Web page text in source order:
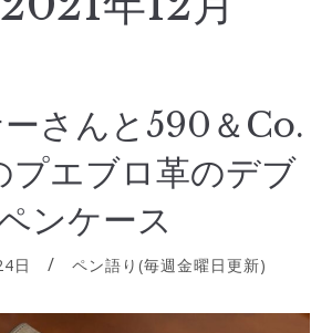
さんと590＆Co.
プエブロ革のデブ
ンケース
日 ペン語り(毎週金曜日更新)